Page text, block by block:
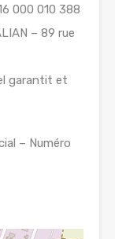
000 010 388
– 89 rue
garantit et
– Numéro